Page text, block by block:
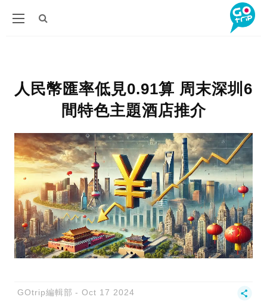
人民幣匯率低見0.91算 周末深圳6
間特色主題酒店推介
GOtrip編輯部 Oct 17 2024